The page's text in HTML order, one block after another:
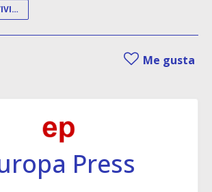
LEY ESTATAL DE VIVIENDA
Me gusta
Press